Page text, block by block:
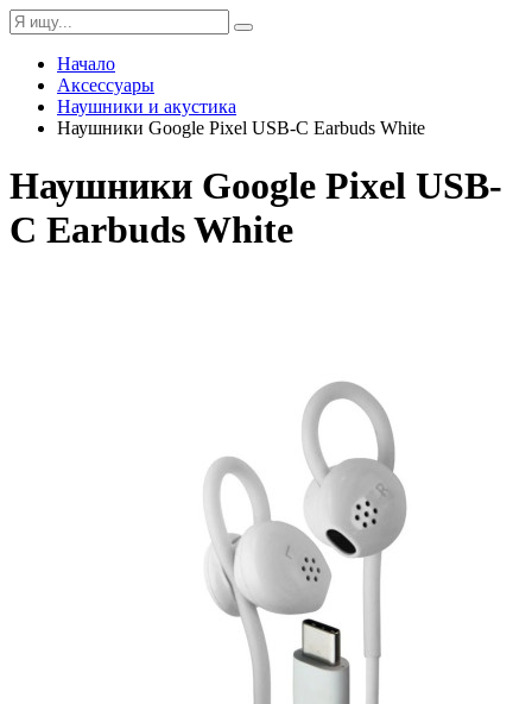
Начало
Аксессуары
Наушники и акустика
Наушники Google Pixel USB-C Earbuds White
Наушники Google Pixel USB-
C Earbuds White